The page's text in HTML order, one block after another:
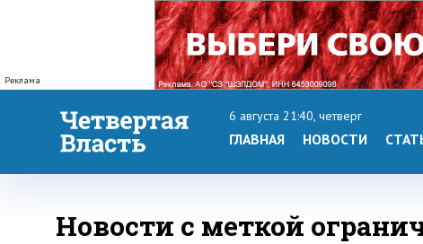
Реклама
6 августа 21:40, четверг
ГЛАВНАЯ НОВОСТИ
Новости с меткой